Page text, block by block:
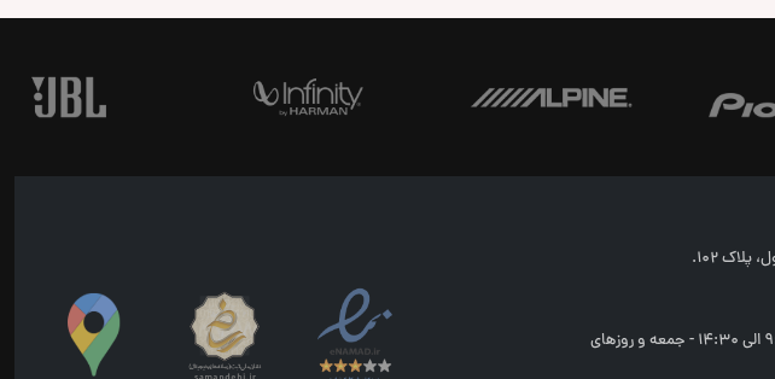
شنبه تا چهارشنبه از ساعت 9:30 الی 19 - پنجشنبه از ساعت 9:30 الی 14:30 - جمعه و روزهای